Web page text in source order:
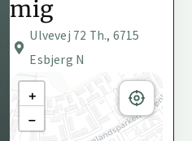
mig
Ulvevej 72 Th., 6715
Esbjerg N
+
−